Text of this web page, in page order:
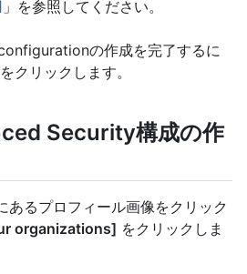
」を参照してください。
の作成を完了するに
をクリックします。
Security構成の作
あるプロフィール画像をクリック
organizations] をクリックしま